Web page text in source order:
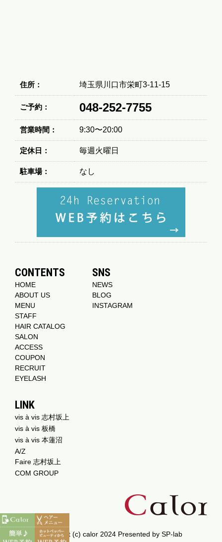
住所： 埼玉県川口市栄町3-11-15
ご予約： 048-252-7755
営業時間： 9:30〜20:00
定休日： 毎週火曜日
駐車場： なし
CONTENTS
HOME
ABOUT US
MENU
STAFF
HAIR CATALOG
SALON
ACCESS
COUPON
RECRUIT
EYELASH
SNS
NEWS
BLOG
INSTAGRAM
LINK
vis à vis 志村坂上
vis à vis 板橋
vis à vis 本蓮沼
A/Z
Faire 志村坂上
COM GROUP
Copyright (c) calor 2024 Presented by SP-lab